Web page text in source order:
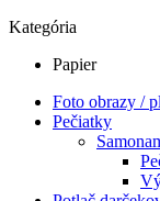
Kategória
Papier
Foto obrazy /
Pečiatky